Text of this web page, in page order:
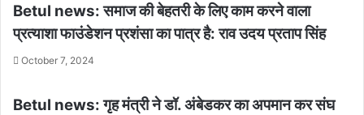
Betul news: समाज की बेहतरी के लिए काम करने वाला
प्रत्याशा फाउंडेशन प्रशंसा का पात्र है: राव उदय प्रताप सिंह
October 7, 2024
Betul news: गृह मंत्री ने डॉ. अंबेडकर का अपमान कर संघ